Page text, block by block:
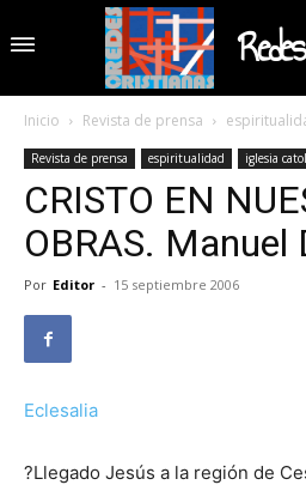
Inicio Revista de prensa
Revista de prensa espiritualidad iglesia
CRISTO EN
OBRAS. Manuel
Por Editor - 15 septiembre 2006
Eclesalia
?Llegado Jesús a la región de